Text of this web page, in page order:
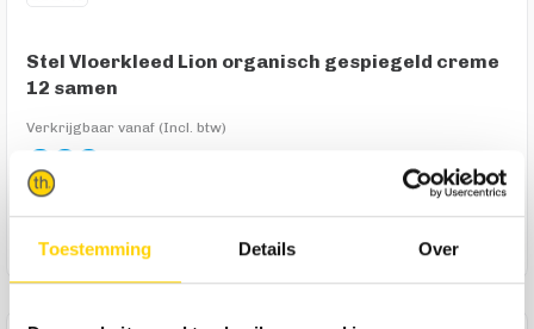
Toestemming Details Over
Stel Vloerkleed Lion organisch gespiegeld creme
12 samen
Verkrijgbaar vanaf (Incl. btw)
399,-